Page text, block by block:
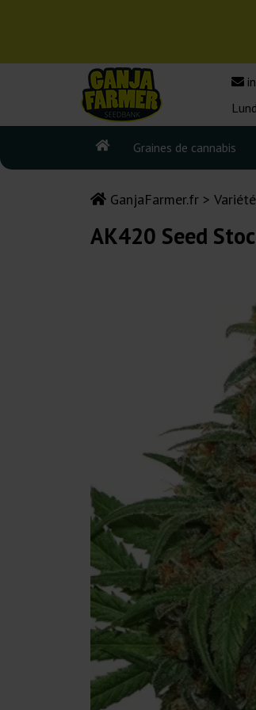
Graines de cannabis
GanjaFarmer.fr
AK420 Seed